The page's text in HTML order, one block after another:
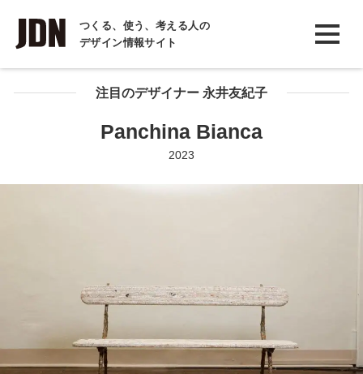
つくる、使う、考える人の
デザイン情報サイト
INTERVIEW
インタビュー
REPORT注目のデザイナー 永井友紀子
Panchina Bianca
2023